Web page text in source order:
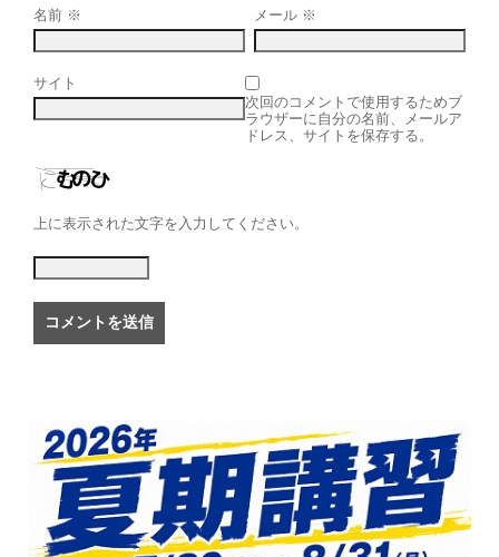
名前 ※ メール ※
サイト
次回のコメントで使用するためブ
ラウザーに自分の名前、メールア
ドレス、サイトを保存する。
上に表示された文字を入力してください。